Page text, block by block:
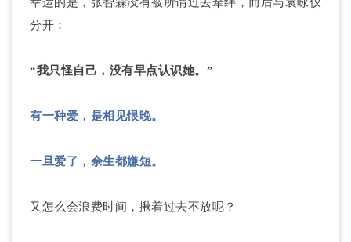
分开：
“我只怪自己，没有早点认识她。”
有一种爱，是相见恨晚。
一旦爱了，余生都嫌短。
又怎么会浪费时间，揪着过去不放呢？